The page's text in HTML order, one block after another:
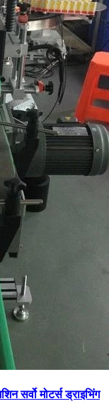
सर्वो मोटर्स ड्राइभिंग